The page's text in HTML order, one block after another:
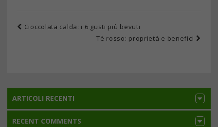
Cioccolata calda: i 6 gusti più bevuti
Tè rosso: proprietà e benefici
ARTICOLI RECENTI
RECENT COMMENTS